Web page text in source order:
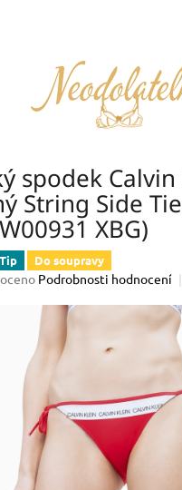
spodek
String Side
XBG)
Tip Do soupravy
Podrobnosti hodnocení